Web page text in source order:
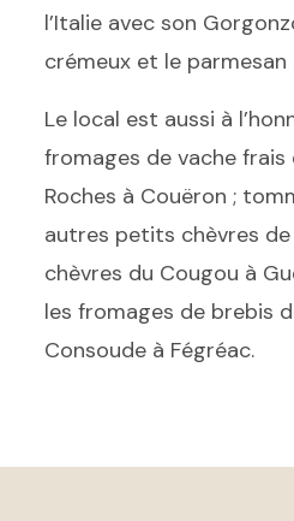
l’Italie avec son
crémeux et le parmesan
Le local est aussi à
fromages de vache frais
Roches à Couëron ;
autres petits chèvres de
chèvres du Cougou à
les fromages de brebis
Consoude à Fégréac.